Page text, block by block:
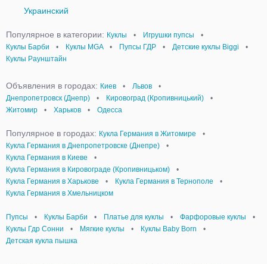
Украинский
Популярное в категории: Куклы • Игрушки пупсы
•
Куклы Барби
• Куклы MGA • Пупсы ГДР • Детские куклы Biggi
•
Куклы Раунштайн
Объявления в городах: Киев • Львов
•
Днепропетровск (Днепр)
• Кировоград (Кропивницький)
•
Житомир
• Харьков • Одесса
Популярное в городах: Кукла Германия в Житомире
•
Кукла Германия в Днепропетровске (Днепре)
•
Кукла Германия в Киеве
•
Кукла Германия в Кировограде (Кропивницьком)
•
Кукла Германия в Харькове
• Кукла Германия в Тернополе
•
Кукла Германия в Хмельницком
Пупсы • Куклы Барби • Платье для куклы • Фарфоровые куклы
•
Куклы Гдр Сонни
• Мягкие куклы • Куклы Baby Born
•
Детская кукла пышка